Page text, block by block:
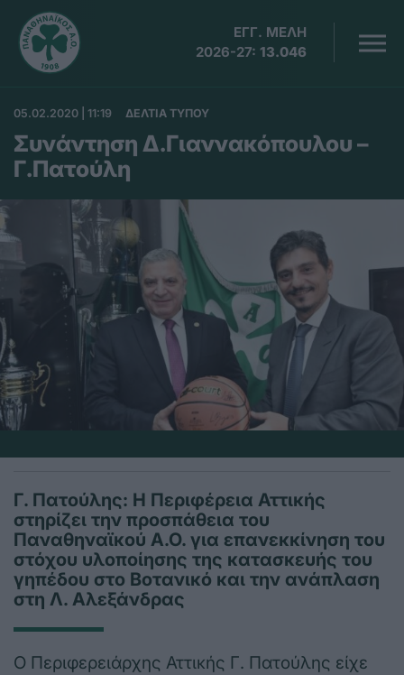
ΕΓΓ. ΜΕΛΗ
2026-27: 13.046
05.02.2020 | 11:19 ΔΕΛΤΙΑ ΤΥΠΟΥ
Συνάντηση Δ.Γιαννακόπουλου –
Γ.Πατούλη
Γ. Πατούλης: Η Περιφέρεια Αττικής
στηρίζει την προσπάθεια του
Παναθηναϊκού A.O. για επανεκκίνηση του
στόχου υλοποίησης της κατασκευής του
γηπέδου στο Βοτανικό και την ανάπλαση
στη Λ. Αλεξάνδρας
Ο Περιφερειάρχης Αττικής Γ. Πατούλης είχε